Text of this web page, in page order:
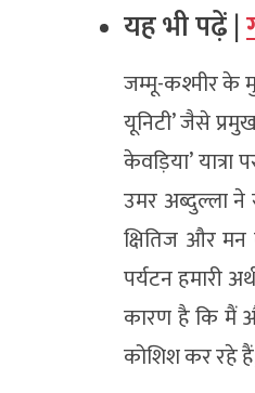
यह भी पढ़ें |
जम्मू-कश्मीर के
यूनिटी’ जैसे
केवड़िया’
उमर अब्दुल्ला ने
क्षितिज और
पर्यटन हमारी
कारण है कि मैं
कोशिश कर रहे